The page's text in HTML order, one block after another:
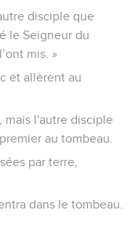
disciple que
le Seigneur du
mis. »
et allèrent au
mais l'autre disciple
au tombeau.
par terre,
dans le tombeau.